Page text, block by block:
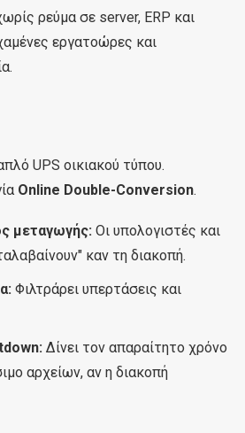
ρεύμα σε server, ERP και
εργατοώρες και
UPS οικιακού τύπου.
Online Double-Conversion.
μεταγωγής: Οι υπολογιστές και
καν τη διακοπή.
Φιλτράρει υπερτάσεις και
Δίνει τον απαραίτητο χρόνο
αρχείων, αν η διακοπή